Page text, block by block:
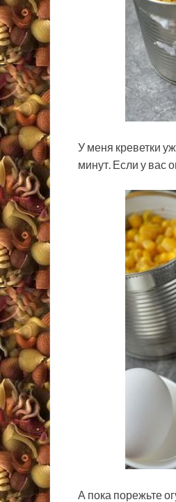
У меня креветки
минут. Если у вас
А пока порежьте